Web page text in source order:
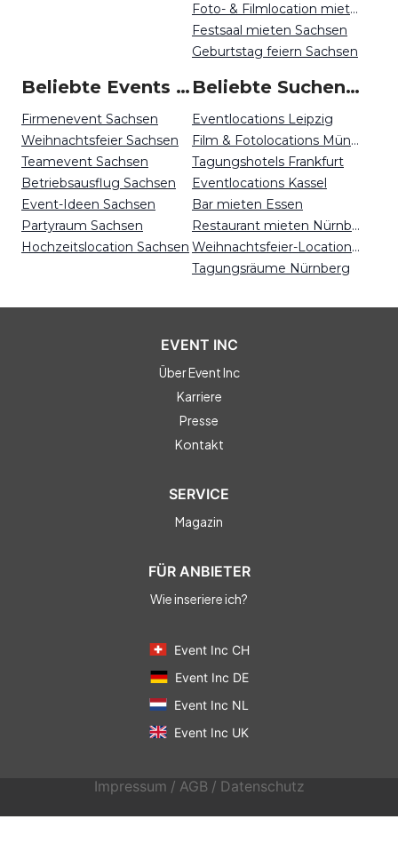
Foto- & Filmlocation mieten Sachsen
Festsaal mieten Sachsen
Geburtstag feiern Sachsen
Beliebte Events in Sachsen
Firmenevent Sachsen
Weihnachtsfeier Sachsen
Teamevent Sachsen
Betriebsausflug Sachsen
Event-Ideen Sachsen
Partyraum Sachsen
Hochzeitslocation Sachsen
Beliebte Suchen auf Event Inc
Eventlocations Leipzig
Film & Fotolocations München
Tagungshotels Frankfurt
Eventlocations Kassel
Bar mieten Essen
Restaurant mieten Nürnberg
Weihnachtsfeier-Locations Münster
Tagungsräume Nürnberg
EVENT INC
Über Event Inc
Karriere
Presse
Kontakt
SERVICE
Magazin
FÜR ANBIETER
Wie inseriere ich?
Event Inc CH
Event Inc DE
Event Inc NL
Event Inc UK
Impressum / AGB / Datenschutz